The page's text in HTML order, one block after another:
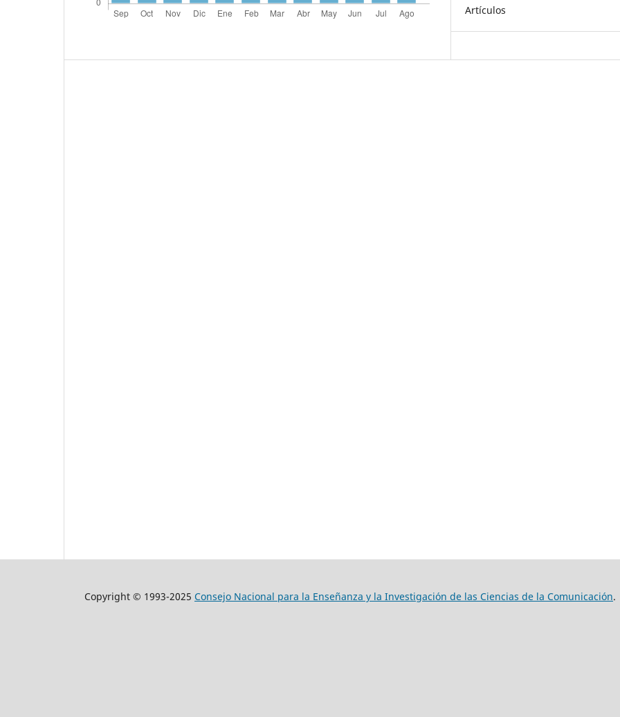
Artículos
Copyright © 1993-2025 Consejo Nacional para la Enseñanza y la Investigación de las Ciencias de la Comunicación.